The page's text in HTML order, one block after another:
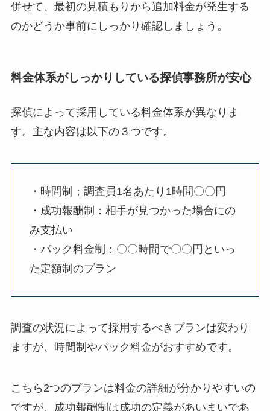
併せて、最初の見積もりから追加料金が発生する
のかどうか事前にしっかり確認しましょう。
料金体系がしっかりしている探偵事務所が安心
探偵によって採用している料金体系が異なりま
す。主な内容は以下の３つです。
・時間制；調査員1名あたり1時間〇〇円
・成功報酬制：相手が見つかった場合にの
み支払い
・パック料金制：〇〇時間で〇〇円といっ
た定額制のプラン
調査の状況によって採用するべきプランは変わり
ますが、時間制やパック料金がおすすめです。
こちら2つのプランは料金の詳細が分かりやすいの
ですが、成功報酬制は成功の定義があいまいであ